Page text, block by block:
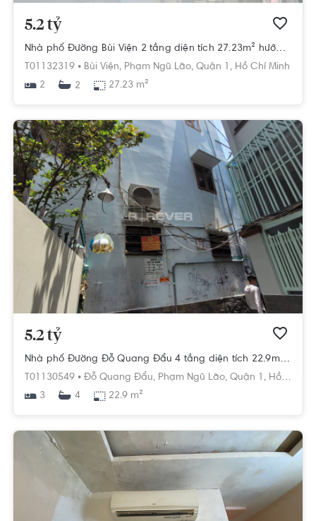
5.2 tỷ
Nhà phố Đường Bùi Viện 2 tầng diện tích 27.23m² hướng đông bắc pháp lý sổ hồng.
T01132319 • Bùi Viện, Phạm Ngũ Lão, Quận 1, Hồ Chí Minh
2
2 27.23 m²
5.2 tỷ
Nhà phố Đường Đỗ Quang Đẩu 4 tầng diện tích 22.9m² pháp lý sổ hồng.
T01130549 • Đỗ Quang Đẩu, Phạm Ngũ Lão, Quận 1, Hồ Chí Minh
3
4 22.9 m²